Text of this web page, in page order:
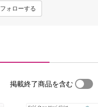
フォローする
掲載終了商品を含む